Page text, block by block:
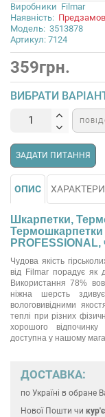
Виробники Filmar
Наявність:
Модель: 3513878
Артикул: 7124
359грн.
ВИБРАТИ
ЗАДАТИ ПИТАННЯ
ОПИС
Шкарпетки,
Термошкарпетки
Чудова якість
від Filmar порадує як
Використання 78%
ніжна шерсть
вологовивідними
теплі при різних
хорошого
доступна у нашому
ДОСТАВКА:
по Україні в обране
Нової Пошти чи